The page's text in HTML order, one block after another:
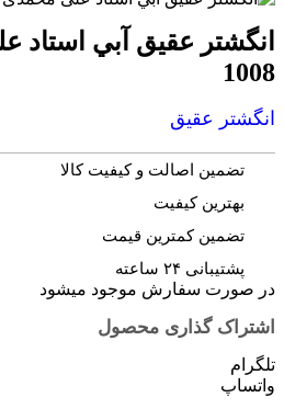
1008
انگشتر عقیق
تضمین اصالت و کیفیت کالا
بهترین کیفیت
تضمین کمترین قیمت
پشتیبانی ۲۴ ساعته
در صورت سفارش موجود میشود
اشتراک گذاری محصول
تلگرام
واتساپ